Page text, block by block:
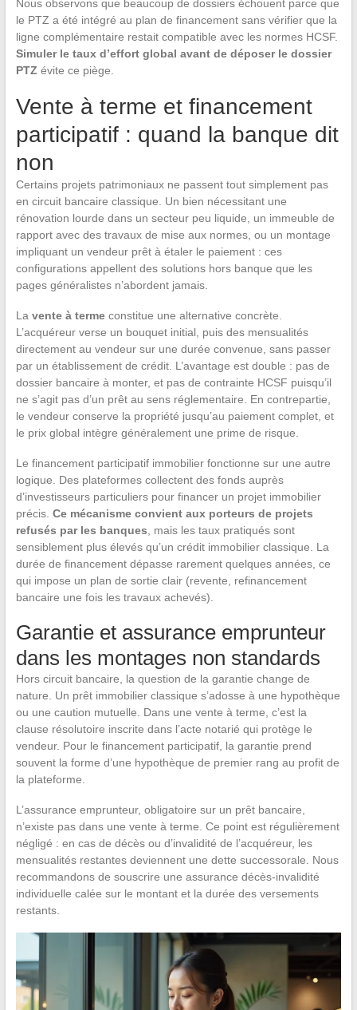
Nous observons que beaucoup de dossiers échouent parce que
le PTZ a été intégré au plan de financement sans vérifier que la
ligne complémentaire restait compatible avec les normes HCSF.
Simuler le taux d’effort global avant de déposer le dossier
PTZ évite ce piège.
Vente à terme et financement
participatif : quand la banque dit
non
Certains projets patrimoniaux ne passent tout simplement pas
en circuit bancaire classique. Un bien nécessitant une
rénovation lourde dans un secteur peu liquide, un immeuble de
rapport avec des travaux de mise aux normes, ou un montage
impliquant un vendeur prêt à étaler le paiement : ces
configurations appellent des solutions hors banque que les
pages généralistes n’abordent jamais.
La vente à termeconstitue une alternative concrète.
L’acquéreur verse un bouquet initial, puis des mensualités
directement au vendeur sur une durée convenue, sans passer
par un établissement de crédit. L’avantage est double : pas de
dossier bancaire à monter, et pas de contrainte HCSF puisqu’il
ne s’agit pas d’un prêt au sens réglementaire. En contrepartie,
le vendeur conserve la propriété jusqu’au paiement complet, et
le prix global intègre généralement une prime de risque.
Le financement participatif immobilier fonctionne sur une autre
logique. Des plateformes collectent des fonds auprès
d’investisseurs particuliers pour financer un projet immobilier
précis. Ce mécanisme convient aux porteurs de projets
refusés par les banques, mais les taux pratiqués sont
sensiblement plus élevés qu’un crédit immobilier classique. La
durée de financement dépasse rarement quelques années, ce
qui impose un plan de sortie clair (revente, refinancement
bancaire une fois les travaux achevés).
Garantie et assurance emprunteur
dans les montages non standards
Hors circuit bancaire, la question de la garantie change de
nature. Un prêt immobilier classique s’adosse à une hypothèque
ou une caution mutuelle. Dans une vente à terme, c’est la
clause résolutoire inscrite dans l’acte notarié qui protège le
vendeur. Pour le financement participatif, la garantie prend
souvent la forme d’une hypothèque de premier rang au profit de
la plateforme.
L’assurance emprunteur, obligatoire sur un prêt bancaire,
n’existe pas dans une vente à terme. Ce point est régulièrement
négligé : en cas de décès ou d’invalidité de l’acquéreur, les
mensualités restantes deviennent une dette successorale. Nous
recommandons de souscrire une assurance décès-invalidité
individuelle calée sur le montant et la durée des versements
restants.